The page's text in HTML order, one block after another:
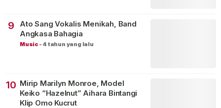
9
Ato Sang Vokalis Menikah, Band
Angkasa Bahagia
Music - 4 tahun yang lalu
10 Mirip Marilyn Monroe, Model
Keiko “Hazelnut” Aihara Bintangi
Klip Omo Kucrut